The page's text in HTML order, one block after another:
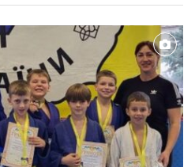
золоті та шість
Любов Давиденко.